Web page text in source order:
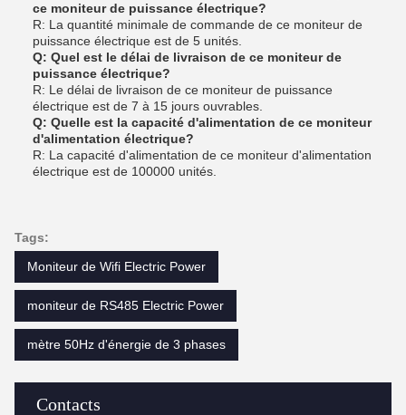
Contacts
ce moniteur de puissance électrique?
R: La quantité minimale de commande de ce moniteur de
puissance électrique est de 5 unités.
Q: Quel est le délai de livraison de ce moniteur de
puissance électrique?
R: Le délai de livraison de ce moniteur de puissance
électrique est de 7 à 15 jours ouvrables.
Q: Quelle est la capacité d'alimentation de ce moniteur
d'alimentation électrique?
R: La capacité d'alimentation de ce moniteur d'alimentation
électrique est de 100000 unités.
Tags:
Moniteur de Wifi Electric Power
moniteur de RS485 Electric Power
mètre 50Hz d'énergie de 3 phases